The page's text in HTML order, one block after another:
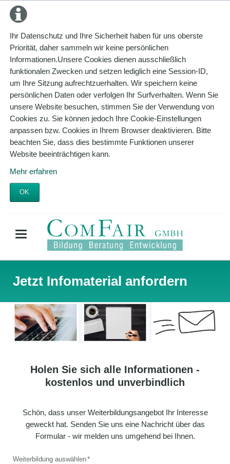
Ihr Datenschutz und Ihre Sicherheit haben für uns oberste
Priorität, daher sammeln wir keine persönlichen
Informationen.Unsere Cookies dienen ausschließlich
funktionalen Zwecken und setzen lediglich eine Session-ID,
um Ihre Sitzung aufrechtzuerhalten. Wir speichern keine
persönlichen Daten oder verfolgen Ihr Surfverhalten. Wenn Sie
unsere Website besuchen, stimmen Sie der Verwendung von
Cookies zu. Sie können jedoch Ihre Cookie-Einstellungen
anpassen bzw. Cookies in Ihrem Browser deaktivieren. Bitte
beachten Sie, dass dies bestimmte Funktionen unserer
Website beeinträchtigen kann.
Mehr erfahren
OK
Jetzt Infomaterial anfordern
Holen Sie sich alle Informationen -
kostenlos und unverbindlich
Schön, dass unser Weiterbildungsangebot Ihr Interesse
geweckt hat. Senden Sie uns eine Nachricht über das
Formular - wir melden uns umgehend bei Ihnen.
Pflichtfeld
Weiterbildung auswählen*